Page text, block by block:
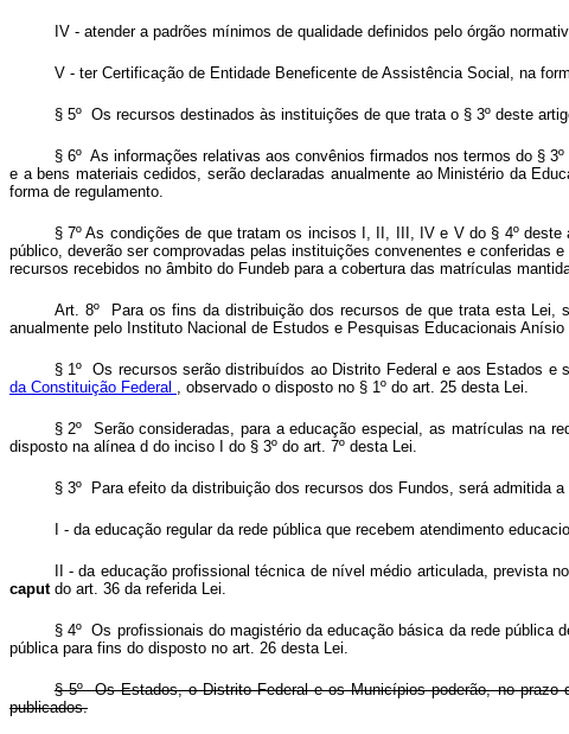
IV - atender a padrões mínimos de qualidade definidos pelo órgão
V - ter Certificação de Entidade Beneficente de Assistência Social, na
§ 5º Os recursos destinados às instituições de que trata o § 3º deste
§ 6º As informações relativas aos convênios firmados nos termos do §
e a bens materiais cedidos, serão declaradas anualmente ao Ministério da
forma de regulamento.
§ 7º As condições de que tratam os incisos I, II, III, IV e V do § 4º
público, deverão ser comprovadas pelas instituições convenentes e conferidas
recursos recebidos no âmbito do Fundeb para a cobertura das matrículas
Art. 8º Para os fins da distribuição dos recursos de que trata esta Lei,
anualmente pelo Instituto Nacional de Estudos e Pesquisas Educacionais
§ 1º Os recursos serão distribuídos ao Distrito Federal e aos Estados
da Constituição Federal , observado o disposto no § 1º do art. 25 desta Lei.
§ 2º Serão consideradas, para a educação especial, as matrículas na
disposto na alínea d do inciso I do § 3º do art. 7º desta Lei.
§ 3º Para efeito da distribuição dos recursos dos Fundos, será admitida
I - da educação regular da rede pública que recebem atendimento
II - da educação profissional técnica de nível médio articulada, prevista
caput do art. 36 da referida Lei.
§ 4º Os profissionais do magistério da educação básica da rede pública
pública para fins do disposto no art. 26 desta Lei.
§ 5º Os Estados, o Distrito Federal e os Municípios poderão, no prazo
publicados.